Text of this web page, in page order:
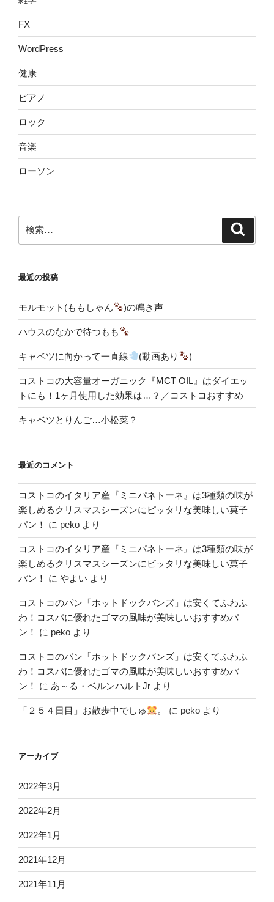
FX
WordPress
健康
ピアノ
ロック
音楽
ローソン
索:
最近の投稿
モルモット(ももしゃん )の鳴き声
ハウスのなかで待つもも
キャベツに向かって一直線 (動画あり )
コストコの大容量オーガニック『MCT OIL』はダイエッ
トにも！1ヶ月使用した効果は…？／コストコおすすめ
キャベツとりんご…小松菜？
最近のコメント
コストコのイタリア産『ミニパネトーネ』は3種類の味が
楽しめるクリスマスシーズンにピッタリな美味しい菓子
パン！
に peko より
コストコのイタリア産『ミニパネトーネ』は3種類の味が
楽しめるクリスマスシーズンにピッタリな美味しい菓子
パン！
に やよい より
コストコのパン「ホットドックバンズ」は安くてふわふ
わ！コスパに優れたゴマの風味が美味しいおすすめパ
ン！
に peko より
コストコのパン「ホットドックバンズ」は安くてふわふ
わ！コスパに優れたゴマの風味が美味しいおすすめパ
ン！
に あ～る・ベルンハルトJr より
「２５４日目」お散歩中でしゅ 。 に peko より
アーカイブ
2022年3月
2022年2月
2022年1月
2021年12月
2021年11月